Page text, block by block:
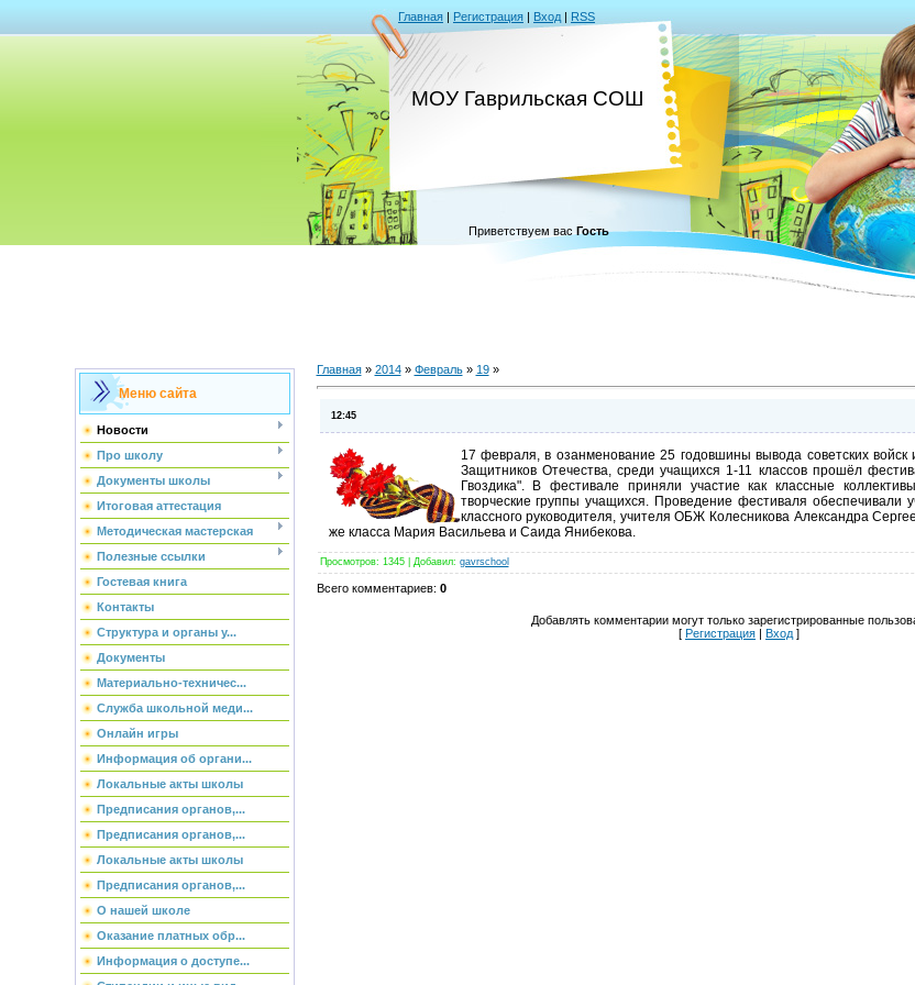
Главная | Регистрация | Вход | RSS
МОУ Гаврильская СОШ
Приветствуем вас Гость
Меню сайта
Новости
Про школу
Документы школы
Итоговая аттестация
Методическая мастерская
Полезные ссылки
Гостевая книга
Контакты
Структура и органы у...
Документы
Материально-техничес...
Служба школьной меди...
Онлайн игры
Информация об органи...
Локальные акты школы
Предписания органов,...
Предписания органов,...
Локальные акты школы
Предписания органов,...
О нашей школе
Оказание платных обр...
Информация о доступе...
Главная » 2014 » Февраль » 19 »
12:45
17 февраля, в озанменование 25 годовшины вывода советских
Защитников Отечества, среди учащихся 1-11 классов прошёл
Гвоздика". В фестивале приняли участие как классные
творческие группы учащихся. Проведение фестиваля обеспечивали
классного руководителя, учителя ОБЖ Колесникова Александра
же класса Мария Васильева и Саида Янибекова.
Просмотров: 1345| Добавил: gavrschool
Всего комментариев: 0
Добавлять комментарии могут только зарегистрированные
[ Регистрация | Вход ]